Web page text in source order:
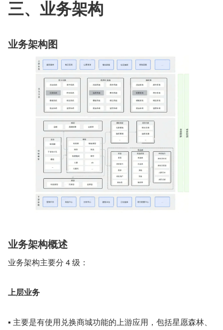
三、业务架构
业务架构图
业务架构概述
业务架构主要分 4 级：
上层业务
▪ 主要是有使用兑换商城功能的上游应用，包括星愿森林、